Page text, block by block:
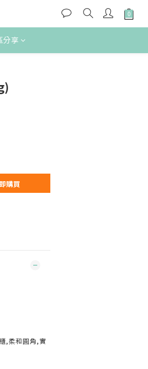
分享
購買
,柔和圓角,實